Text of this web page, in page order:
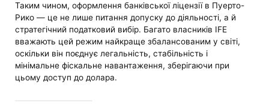
Таким чином, оформлення банківської ліцензії в Пуерто-
Рико — це не лише питання допуску до діяльності, а й
стратегічний податковий вибір. Багато власників IFE
вважають цей режим найкраще збалансованим у світі,
оскільки він поєднує легальність, стабільність і
мінімальне фіскальне навантаження, зберігаючи при
цьому доступ до долара.